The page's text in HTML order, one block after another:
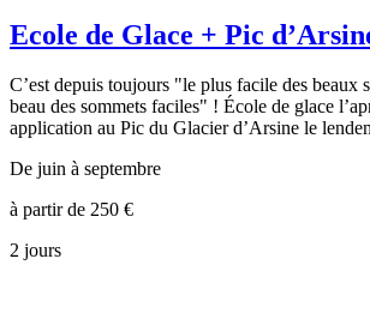
Ecole de Glace + Pic
C’est depuis toujours "le plus facile des beaux
beau des sommets faciles" ! École de glace
application au Pic du Glacier d’Arsine le
De juin à septembre
à partir de 250 €
2 jours